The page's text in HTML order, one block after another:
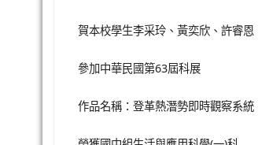
賀本校學生李采玲、黃奕欣、許睿恩
參加中華民國第63屆科展
作品名稱：登革熱潛勢即時觀察系統